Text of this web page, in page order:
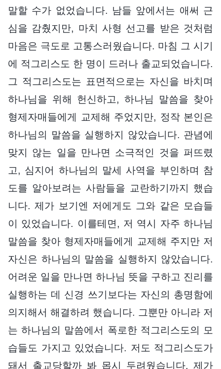
말할 수가 없었습니다. 남들 앞에서는 애써 근
심을 감췄지만, 마치 사형 선고를 받은 것처럼
마음은 극도로 고통스러웠습니다. 마침 그 시기
에 적그리스도 한 명이 드러나 출교되었습니다.
그 적그리스도는 표면적으로는 자신을 바치며
하나님을 위해 헌신하고, 하나님 말씀을 찾아
형제자매들에게 교제해 주었지만, 정작 본인은
하나님의 말씀을 실행하지 않았습니다. 관념에
맞지 않는 일을 만나면 소극적인 것을 퍼뜨렸
고, 심지어 하나님의 말세 사역을 부인하며 참
도를 알아보려는 사람들을 교란하기까지 했습
니다. 제가 보기엔 저에게도 그와 같은 모습들
이 있었습니다. 이를테면, 저 역시 자주 하나님
말씀을 찾아 형제자매들에게 교제해 주지만 저
자신은 하나님의 말씀을 실행하지 않았습니다.
어려운 일을 만나면 하나님 뜻을 구하고 진리를
실행하는 데 신경 쓰기보다는 자신의 총명함에
의지해서 해결하려 했습니다. 그뿐만 아니라 저
는 하나님의 말씀에서 폭로한 적그리스도의 모
습들도 가지고 있었습니다. 저도 적그리스도가
돼서 출교당할까 봐 몹시 두려웠습니다. 제가